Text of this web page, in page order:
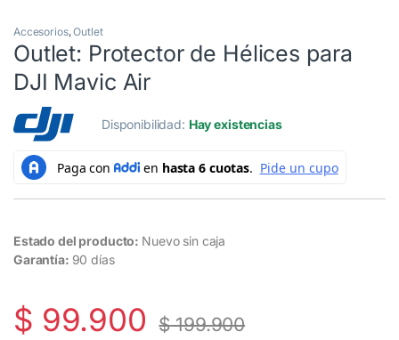
Accesorios,Outlet
Outlet: Protector de Hélices para
DJI Mavic Air
Disponibilidad: Hay existencias
Estado del producto: Nuevo sin caja
Garantía: 90 días
$ 99.900 $199.900